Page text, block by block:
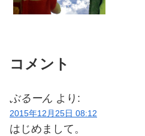
コメント
ぶるーん より:
2015年12月25日 08:12
はじめまして。